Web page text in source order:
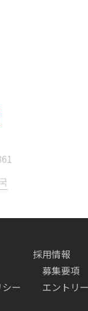
ー
採用情報
募集要項
エントリ